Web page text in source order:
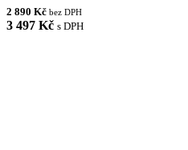
2 890 Kč bez DPH
3 497 Kč s DPH